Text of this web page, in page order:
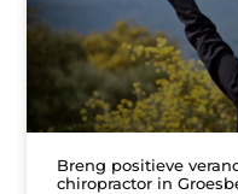
Breng positieve
chiropractor in